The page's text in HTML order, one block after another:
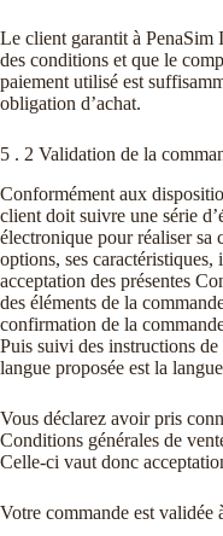
Le client garantit à PenaSim
des conditions et que le
paiement utilisé est
obligation d’achat.
5 . 2 Validation de la
Conformément aux
client doit suivre une série
électronique pour réaliser sa
options, ses
acceptation des présentes
des éléments de la
confirmation de la
Puis suivi des instructions
langue proposée est la
Vous déclarez avoir pris
Conditions générales de
Celle-ci vaut donc
Votre commande est validée